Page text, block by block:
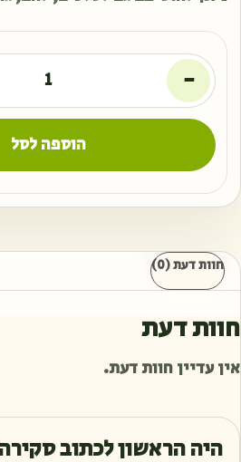
-
הוספה לסל
חוות דעת (0)
חוות דעת
אין עדיין חוות דעת.
היה הראשון לכתוב